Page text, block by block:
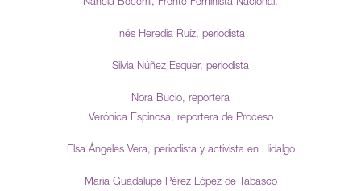
Nahela Becerril, Frente Feminista Nacional.
Inés Heredia Ruíz, periodista
Silvia Núñez Esquer, periodista
Nora Bucio, reportera
Verónica Espinosa, reportera de Proceso
Elsa Ángeles Vera, periodista y activista en Hidalgo
Maria Guadalupe Pérez López de Tabasco